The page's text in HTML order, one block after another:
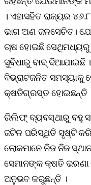
। ଏହାସହିତ ରାଜ୍ୟର
ଭାଗ ଅଣ ଜଳସେଚିତ।
ଚାଷ ହୋଇଛି
ସୁବିଧାରୁ ବାଦ୍ ଦିଆଯାଇଛି
ବିଭ୍ରାଟଜନିତ ସମସ୍ୟାକୁ
କ୍ଷତିଗ୍ରସ୍ତ ହୋଇଛନ୍ତି
ରିଲିଫ୍ ବ୍ୟବସ୍ଥାରୁ ବହୁ
ଜଟିଳ ପରିସ୍ଥିତି ସୃଷ୍ଟି
ଲୋକମାନେ ନିଜ ନିଜ ସ୍ଥାନ
ସେମାନଙ୍କ କ୍ଷତି ଭରଣା
ଅନୁଭବ କରୁଛନ୍ତି ।